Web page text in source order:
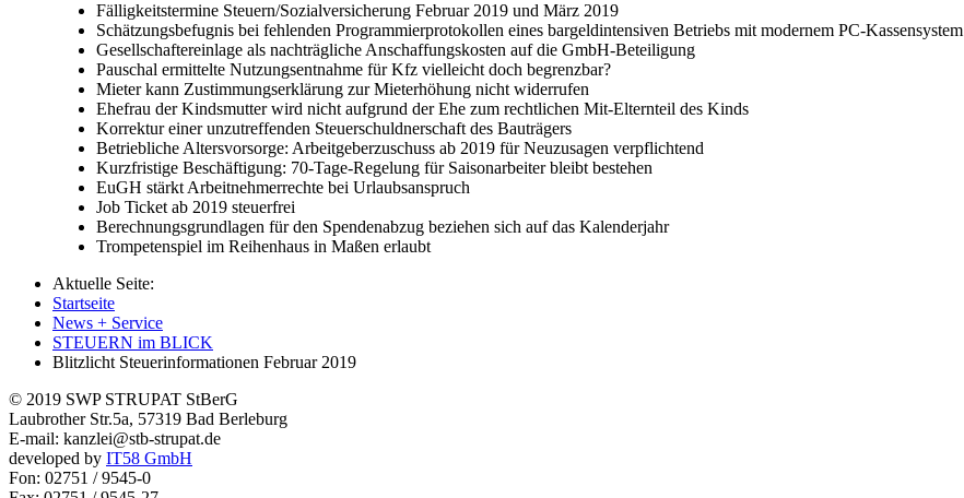
Fälligkeitstermine Steuern/Sozialversicherung Februar 2019 und März 2019
Schätzungsbefugnis bei fehlenden Programmierprotokollen eines bargeldintensiven Betriebs mit modernem PC-Kassensystem
Gesellschaftereinlage als nachträgliche Anschaffungskosten auf die GmbH-Beteiligung
Pauschal ermittelte Nutzungsentnahme für Kfz vielleicht doch begrenzbar?
Mieter kann Zustimmungserklärung zur Mieterhöhung nicht widerrufen
Ehefrau der Kindsmutter wird nicht aufgrund der Ehe zum rechtlichen Mit-Elternteil des Kinds
Korrektur einer unzutreffenden Steuerschuldnerschaft des Bauträgers
Betriebliche Altersvorsorge: Arbeitgeberzuschuss ab 2019 für Neuzusagen verpflichtend
Kurzfristige Beschäftigung: 70-Tage-Regelung für Saisonarbeiter bleibt bestehen
EuGH stärkt Arbeitnehmerrechte bei Urlaubsanspruch
Job Ticket ab 2019 steuerfrei
Berechnungsgrundlagen für den Spendenabzug beziehen sich auf das Kalenderjahr
Trompetenspiel im Reihenhaus in Maßen erlaubt
Aktuelle Seite:
Startseite
News + Service
STEUERN im BLICK
Blitzlicht Steuerinformationen Februar 2019
© 2019 SWP STRUPAT StBerG
Laubrother Str.5a, 57319 Bad Berleburg
E-mail: kanzlei@stb-strupat.de
developed by IT58 GmbH
Fon: 02751 / 9545-0